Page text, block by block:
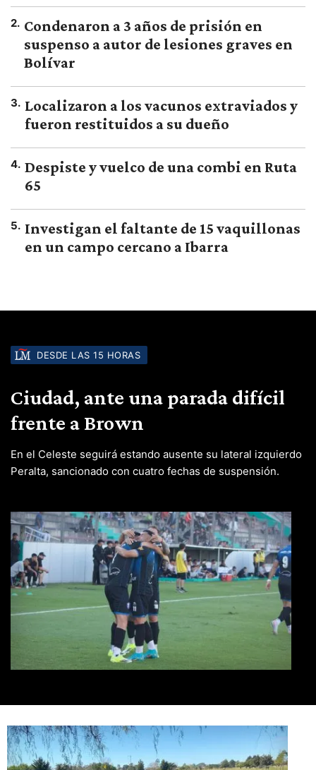
2. Condenaron a 3 años de prisión en
suspenso a autor de lesiones graves en
Bolívar
3. Localizaron a los vacunos extraviados y
fueron restituidos a su dueño
4. Despiste y vuelco de una combi en Ruta
65
5. Investigan el faltante de 15 vaquillonas
en un campo cercano a Ibarra
DESDE LAS 15 HORAS
Ciudad, ante una parada difícil
frente a Brown
En el Celeste seguirá estando ausente su lateral izquierdo
Peralta, sancionado con cuatro fechas de suspensión.